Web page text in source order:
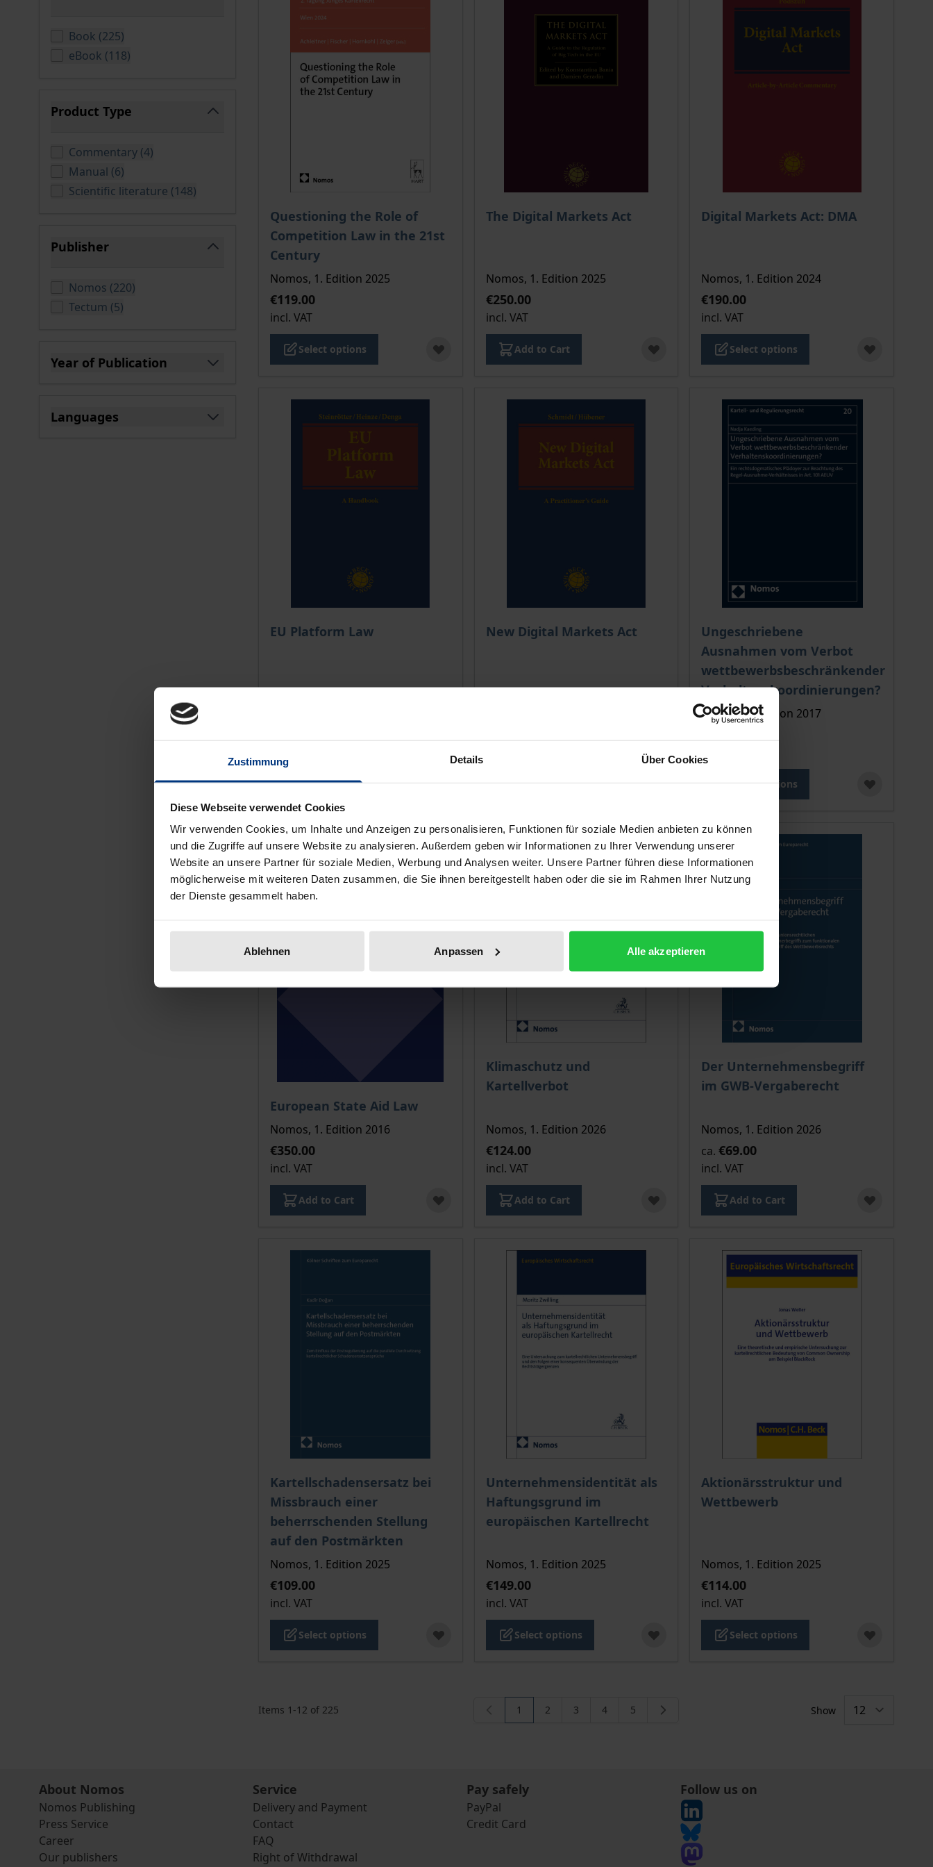
Zustimmung Details Über Cookies
Diese Webseite verwendet Cookies
Wir verwenden Cookies, um Inhalte und Anzeigen zu personalisieren, Funktionen für soziale Medien anbieten zu können
und die Zugriffe auf unsere Website zu analysieren. Außerdem geben wir Informationen zu Ihrer Verwendung unserer
Website an unsere Partner für soziale Medien, Werbung und Analysen weiter. Unsere Partner führen diese Informationen
möglicherweise mit weiteren Daten zusammen, die Sie ihnen bereitgestellt haben oder die sie im Rahmen Ihrer Nutzung
der Dienste gesammelt haben.
Ablehnen Anpassen Alle akzeptieren
Book (225products available
)
eBook (118products available
)
Product Type
Commentary (4products available
)
Manual (6products available
)
Scientific literature (148products available
)
Publisher
Nomos (220products available
)
Tectum (5products available
)
Year of Publication
Languages
Questioning the Role of
Competition Law in the 21st
Century
The price depends on the options chosen on the product page
Nomos, 1. Edition 2025
€119.00
incl. VAT
Select options
The Digital Markets Act
The price depends on the options chosen on the product page
Nomos, 1. Edition 2025
€250.00
incl. VAT
Add to Cart
Digital Markets Act: DMA
The price depends on the options chosen
Nomos, 1. Edition 2024
€190.00
incl. VAT
Select options
EU Platform Law
The price depends on the options chosen on the product page
Select options
New Digital Markets Act
The price depends on the options chosen on the product page
Ungeschriebene
Ausnahmen vom Verbot
wettbewerbsbeschränkender
Verhaltenskoordinierungen?
The price depends on the options chosen
Nomos, 1. Edition 2017
Select options
European State Aid Law
The price depends on the options chosen on the product page
Nomos, 1. Edition 2016
€350.00
incl. VAT
Add to Cart
Klimaschutz und
Kartellverbot
The price depends on the options chosen on the product page
Nomos, 1. Edition 2026
€124.00
incl. VAT
Add to Cart
Der Unternehmensbegriff
im GWB-Vergaberecht
The price depends on the options chosen
Nomos, 1. Edition 2026
ca. €69.00
incl. VAT
Add to Cart
Kartellschadensersatz bei
Missbrauch einer
beherrschenden Stellung
auf den Postmärkten
The price depends on the options chosen on the product page
Nomos, 1. Edition 2025
€109.00
incl. VAT
Select options
Unternehmensidentität als
Haftungsgrund im
europäischen Kartellrecht
The price depends on the options chosen on the product page
Nomos, 1. Edition 2025
€149.00
incl. VAT
Select options
Aktionärsstruktur und
Wettbewerb
The price depends on the options chosen
Nomos, 1. Edition 2025
€114.00
incl. VAT
Select options
Items 1 -12 of 225 You're currently reading page
1 Page
2 Page
3 Page
4 Page
5 Show
About Nomos
Nomos Publishing
Press Service
Career
Our publishers
Service
Delivery and Payment
Contact
FAQ
Right of Withdrawal
Pay safely
PayPal
Credit Card
Follow us on